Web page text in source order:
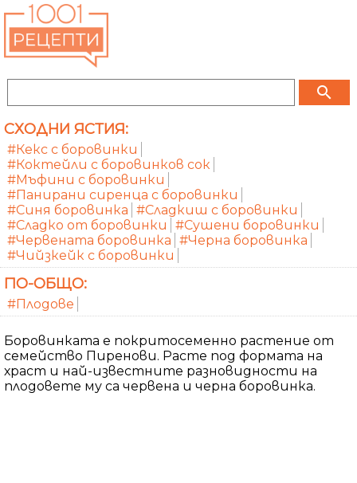
search
СХОДНИ ЯСТИЯ:
#Кекс с боровинки
#Коктейли с боровинков сок
#Мъфини с боровинки
#Панирани сиренца с боровинки
#Синя боровинка #Сладкиш с боровинки
#Сладко от боровинки
#Сушени боровинки
#Червената боровинка #Черна боровинка
#Чийзкейк с боровинки
ПО-ОБЩО:
#Плодове
Боровинката е покритосеменно растение от
семейство Пиренови. Расте под формата на
храст и най-известните разновидности на
плодовете му са червена и черна боровинка.